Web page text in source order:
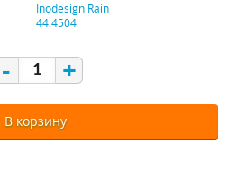
- +
В корзину